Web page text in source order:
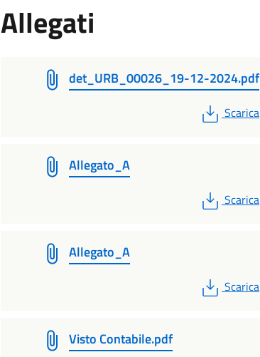
Allegati
det_URB_00026_19-12-2024.pdf
PDF
Scarica
Allegato_A
PDF
Scarica
Allegato_A
PDF
Scarica
Visto Contabile.pdf